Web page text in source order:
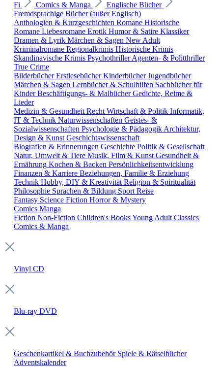
Fi
Comics & Manga
Englische Bücher
Fremdsprachige Bücher (außer Englisch)
Anthologien & Kurzgeschichten Romane Historische
Romane Liebesromane Erotik Humor & Satire Klassiker
Dramen & Lyrik Märchen & Sagen New Adult
Kriminalromane Regionalkrimis Historische Krimis
Skandinavische Krimis PsychothrillerAgenten- & Politthriller
True Crime
BilderbücherErstlesebücherKinderbücherJugendbücher
Märchen & Sagen Lernbücher & Schulhilfen Sachbücher für
KinderBeschäftigungs- & MalbücherGedichte, Reime &
Lieder
Medizin & Gesundheit Recht Wirtschaft & Politik Informatik,
IT & Technik Naturwissenschaften Geistes- &
Sozialwissenschaften Psychologie & Pädagogik Architektur,
Design & Kunst Geschichtswissenschaft
Biografien & Erinnerungen Geschichte Politik & Gesellschaft
Natur, Umwelt & Tiere Musik, Film & Kunst Gesundheit &
Ernährung Kochen & Backen Persönlichkeitsentwicklung
Finanzen & Karriere Beziehungen, Familie & Erziehung
Technik Hobby, DIY & Kreativität Religion & Spiritualität
Philosophie Sprachen & Bildung Sport Reise
Fantasy Science Fiction Horror & Mystery
Comics Manga
Fiction Non-Fiction Children's BooksYoung Adult Classics
Comics & Manga
Vinyl CD
Blu-ray DVD
Geschenkartikel & Buchzubehör Spiele & Rätselbücher
Adventskalender